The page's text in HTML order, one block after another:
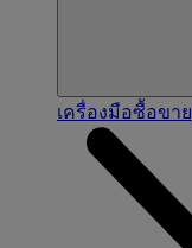
เครื่องมือซื้อขาย